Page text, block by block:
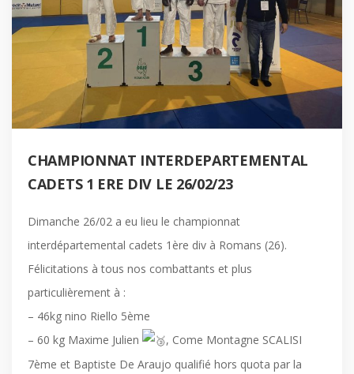
CHAMPIONNAT INTERDEPARTEMENTAL
CADETS 1 ERE DIV LE 26/02/23
Dimanche 26/02 a eu lieu le championnat
interdépartemental cadets 1ère div à Romans (26).
Félicitations à tous nos combattants et plus
particulièrement à :
– 46kg nino Riello 5ème
– 60 kg Maxime Julien
, Come Montagne SCALISI
7ème et Baptiste De Araujo qualifié hors quota par la